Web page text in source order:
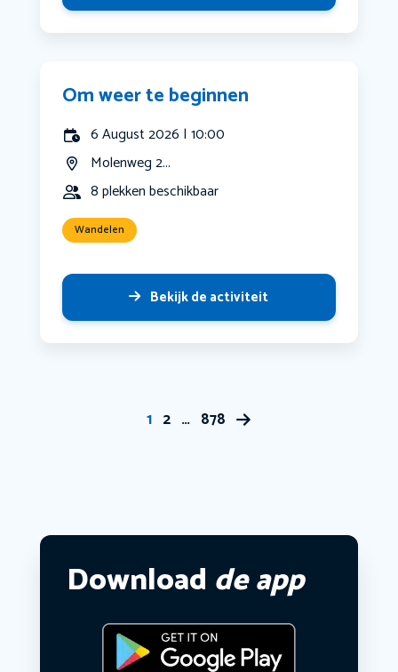
Om weer te beginnen
6 August 2026 | 10:00
Molenweg 2...
8 plekken beschikbaar
Wandelen
Bekijk de activiteit
1 2 … 878
Download de app